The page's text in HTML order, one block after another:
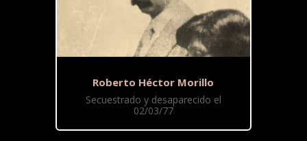
Roberto Héctor Morillo
Secuestrado y desaparecido el
02/03/77